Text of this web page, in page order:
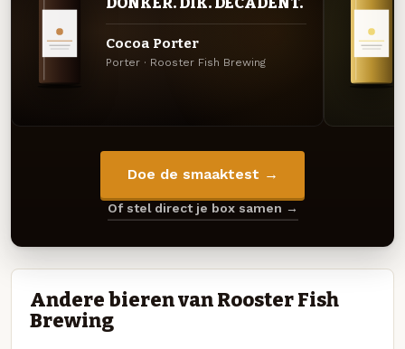
Cocoa Porter
Porter · Rooster Fish Brewing
Doe de smaaktest →
Of stel direct je box samen →
Andere bieren van Rooster Fish
Brewing